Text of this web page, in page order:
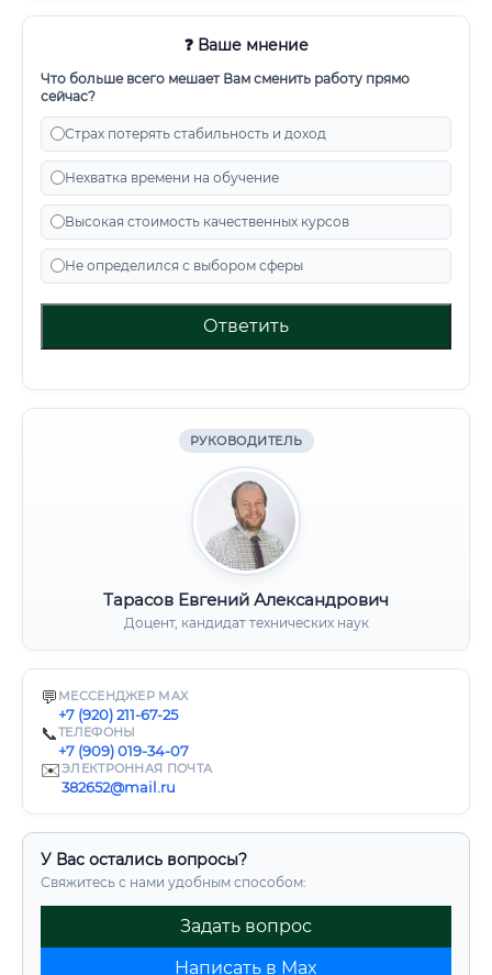
❓ Ваше мнение
Что больше всего мешает Вам сменить работу прямо
сейчас?
Страх потерять стабильность и доход
Нехватка времени на обучение
Высокая стоимость качественных курсов
Не определился с выбором сферы
Ответить
РУКОВОДИТЕЛЬ
Тарасов Евгений Александрович
Доцент, кандидат технических наук
💬 МЕССЕНДЖЕР MAX
+7 (920) 211-67-25
📞ТЕЛЕФОНЫ
+7 (909) 019-34-07
✉️ЭЛЕКТРОННАЯ ПОЧТА
382652@mail.ru
У Вас остались вопросы?
Свяжитесь с нами удобным способом:
Задать вопрос
Написать в Max